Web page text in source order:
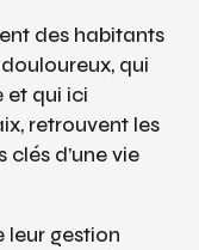
des habitants
qui
et qui ici
retrouvent les
clés d’une vie
leur gestion